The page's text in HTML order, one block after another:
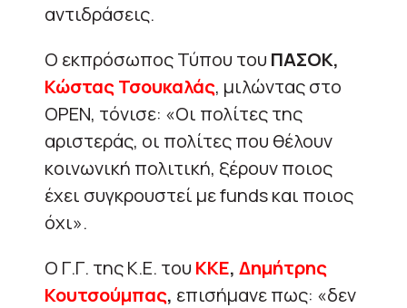
αντιδράσεις.
Ο εκπρόσωπος Τύπου του ΠΑΣΟΚ,
Κώστας Τσουκαλάς, μιλώντας στο
OPEN, τόνισε: «Οι πολίτες της
αριστεράς, οι πολίτες που θέλουν
κοινωνική πολιτική, ξέρουν ποιος
έχει συγκρουστεί με funds και ποιος
όχι».
Ο Γ.Γ. της Κ.Ε. του ΚΚΕ, Δημήτρης
Κουτσούμπας, επισήμανε πως: «δεν